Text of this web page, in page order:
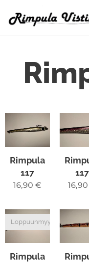
Rimpula
117
16,90 €
117
16,90
Rimpula
Loppuunmyyty